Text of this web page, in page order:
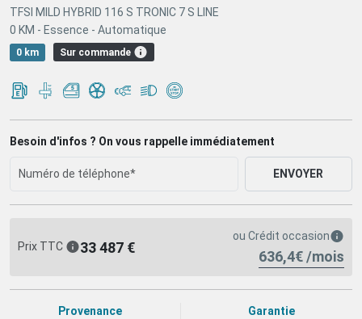
TFSI MILD HYBRID 116 S TRONIC 7 S LINE
0 KM - Essence - Automatique
0 km Sur commande
Besoin d'infos ? On vous rappelle immédiatement
ENVOYER
Prix TTC 33 487 €
ou Crédit occasion
636,4€ /mois
Provenance
Garantie